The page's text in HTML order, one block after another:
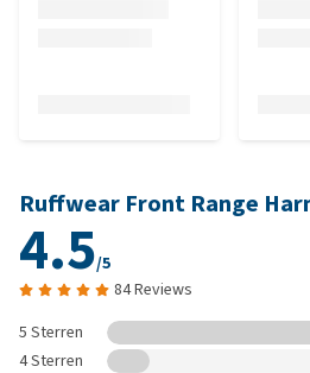
Ruffwear Front Range
4.5/5
84 Reviews
5 Sterren
4 Sterren